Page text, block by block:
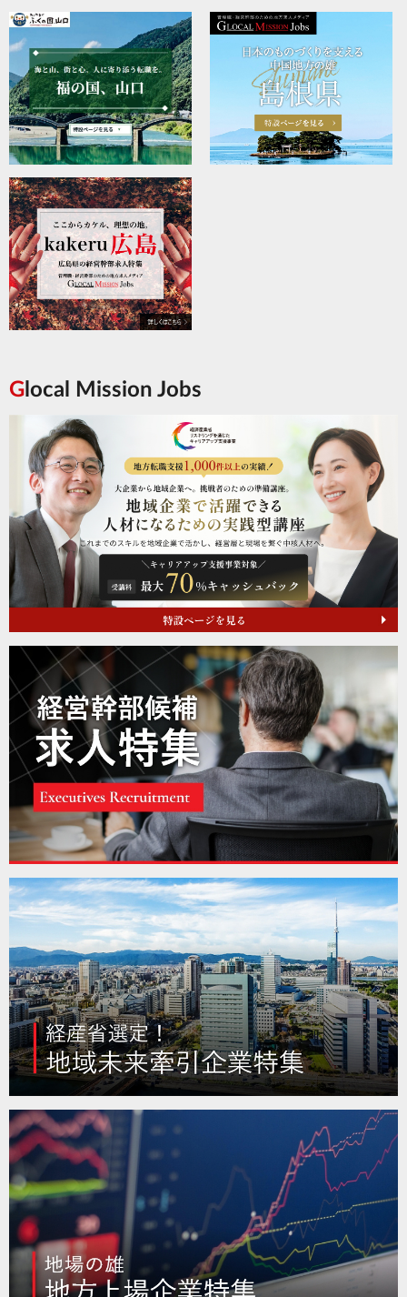
Glocal Mission Jobs